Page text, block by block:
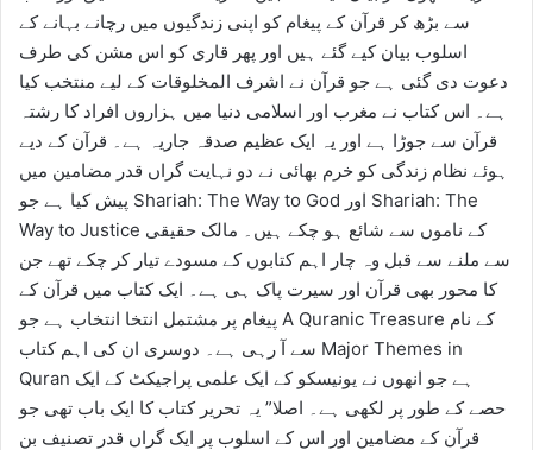
سے بڑھ کر قرآن کے پیغام کو اپنی زندگیوں میں رچانے بہانے کے
اسلوب بیان کیے گئے ہیں اور پھر قاری کو اس مشن کی طرف
دعوت دی گئی ہے جو قرآن نے اشرف المخلوقات کے لیے منتخب کیا
ہے۔ اس کتاب نے مغرب اور اسلامی دنیا میں ہزاروں افراد کا رشتہ
قرآن سے جوڑا ہے اور یہ ایک عظیم صدقہ جاریہ ہے۔ قرآن کے دیے
ہوئے نظام زندگی کو خرم بھائی نے دو نہایت گراں قدر مضامین میں
پیش کیا ہے جو Shariah: The Way to God اور Shariah: The
Way to Justice کے ناموں سے شائع ہو چکے ہیں۔ مالک حقیقی
سے ملنے سے قبل وہ چار اہم کتابوں کے مسودے تیار کر چکے تھے جن
کا محور بھی قرآن اور سیرت پاک ہی ہے۔ ایک کتاب میں قرآن کے
پیغام پر مشتمل انتخا انتخاب ہے جو A Quranic Treasure کے نام
سے آ رہی ہے۔ دوسری ان کی اہم کتاب Major Themes in
Quran ہے جو انھوں نے یونیسکو کے ایک علمی پراجیکٹ کے ایک
حصے کے طور پر لکھی ہے۔ اصلا” یہ تحریر کتاب کا ایک باب تھی جو
قرآن کے مضامین اور اس کے اسلوب پر ایک گراں قدر تصنیف بن